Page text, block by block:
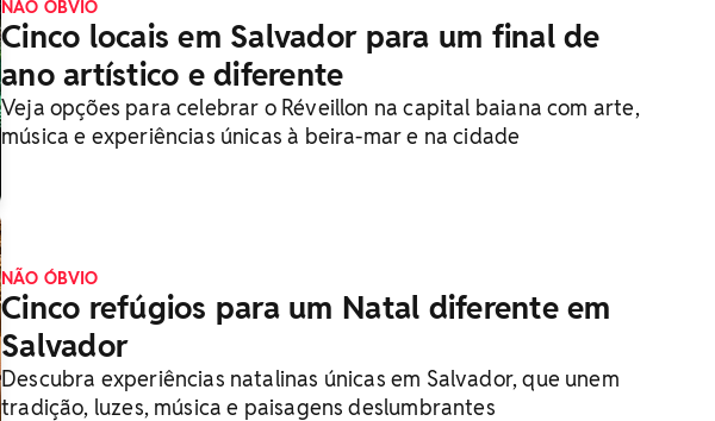
NÃO ÓBVIO
Cinco locais em Salvador para um final de
ano artístico e diferente
Veja opções para celebrar o Réveillon na capital baiana com arte,
música e experiências únicas à beira-mar e na cidade
NÃO ÓBVIO
Cinco refúgios para um Natal diferente em
Salvador
Descubra experiências natalinas únicas em Salvador, que unem
tradição, luzes, música e paisagens deslumbrantes